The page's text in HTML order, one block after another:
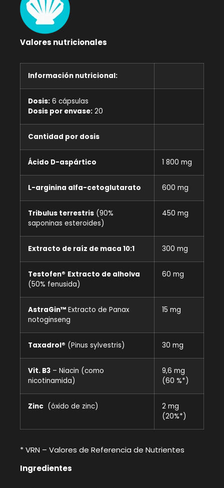
Valores nutricionales
Información nutricional:
Dosis: 6 cápsulas
Dosis por envase: 20
Cantidad por dosis
Ácido D-aspártico 1 800 mg
L-arginina alfa-cetoglutarato 600 mg
Tribulus terrestris (90%
saponinas esteroides)
450 mg
Extracto de raíz de maca 10:1 300 mg
Testofen® Extracto de alholva
(50% fenusida)
60 mg
AstraGin™ Extracto de Panax
notoginseng
15 mg
Taxadrol® (Pinus sylvestris) 30 mg
Vit. B3 – Niacin (como
nicotinamida)
9,6 mg
(60 %*)
Zinc (óxido de zinc)
2 mg
(20%*)
* VRN – Valores de Referencia de Nutrientes
Ingredientes